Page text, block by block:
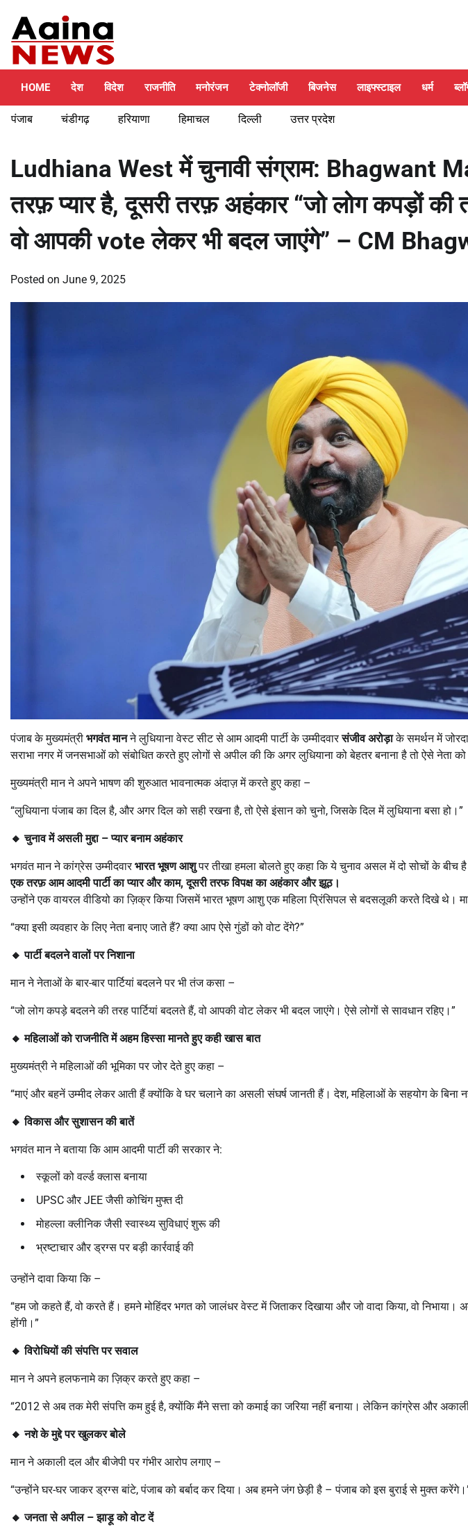
content
HOME देश विदेश राजनीति मनोरंजन टेक्नोलॉजी बिजनेस लाइफ्स्टाइल धर्म
पंजाब चंडीगढ़ हरियाणा हिमाचल दिल्ली उत्तर प्रदेश
Ludhiana West में चुनावी संग्राम: Bhagwant
तरफ़ प्यार है, दूसरी तरफ़ अहंकार “जो लोग कपड़ों की
वो आपकी vote लेकर भी बदल जाएंगे” – CM
Posted on June 9, 2025
पंजाब के मुख्यमंत्री भगवंत मानने लुधियाना वेस्ट सीट से आम आदमी पार्टी के उम्मीदवारसंजीव अरोड़ाके समर्थन में
सराभा नगर में जनसभाओं को संबोधित करते हुए लोगों से अपील की कि अगर लुधियाना को बेहतर बनाना है तो ऐसे नेता
मुख्यमंत्री मान ने अपने भाषण की शुरुआत भावनात्मक अंदाज़ में करते हुए कहा –
“लुधियाना पंजाब का दिल है, और अगर दिल को सही रखना है, तो ऐसे इंसान को चुनो, जिसके दिल में लुधियाना बसा हो।”
🔸 चुनाव में असली मुद्दा – प्यार बनाम अहंकार
भगवंत मान ने कांग्रेस उम्मीदवारभारत भूषण आशुपर तीखा हमला बोलते हुए कहा कि ये चुनाव असल में दो सोचों के बीच
एक तरफ़ आम आदमी पार्टी का प्यार और काम,दूसरी तरफ विपक्ष का अहंकार और झूठ।
उन्होंने एक वायरल वीडियो का ज़िक्र किया जिसमें भारत भूषण आशु एक महिला प्रिंसिपल से बदसलूकी करते दिखे थे।
“क्या इसी व्यवहार के लिए नेता बनाए जाते हैं? क्या आप ऐसे गुंडों को वोट देंगे?”
🔸 पार्टी बदलने वालों पर निशाना
मान ने नेताओं के बार-बार पार्टियां बदलने पर भी तंज कसा –
“जो लोग कपड़े बदलने की तरह पार्टियां बदलते हैं, वो आपकी वोट लेकर भी बदल जाएंगे। ऐसे लोगों से सावधान रहिए।”
🔸 महिलाओं को राजनीति में अहम हिस्सा मानते हुए कही खास बात
मुख्यमंत्री ने महिलाओं की भूमिका पर जोर देते हुए कहा –
“माएं और बहनें उम्मीद लेकर आती हैं क्योंकि वे घर चलाने का असली संघर्ष जानती हैं। देश, महिलाओं के सहयोग के बिना
🔸 विकास और सुशासन की बातें
भगवंत मान ने बताया कि आम आदमी पार्टी की सरकार ने:
स्कूलों को वर्ल्ड क्लास बनाया
UPSC और JEE जैसी कोचिंग मुफ्त दी
मोहल्ला क्लीनिक जैसी स्वास्थ्य सुविधाएं शुरू की
भ्रष्टाचार और ड्रग्स पर बड़ी कार्रवाई की
उन्होंने दावा किया कि –
“हम जो कहते हैं, वो करते हैं। हमने मोहिंदर भगत को जालंधर वेस्ट में जिताकर दिखाया और जो वादा किया, वो
होंगी।”
🔸 विरोधियों की संपत्ति पर सवाल
मान ने अपने हलफनामे का ज़िक्र करते हुए कहा –
“2012 से अब तक मेरी संपत्ति कम हुई है, क्योंकि मैंने सत्ता को कमाई का जरिया नहीं बनाया। लेकिन कांग्रेस और
🔸 नशे के मुद्दे पर खुलकर बोले
मान ने अकाली दल और बीजेपी पर गंभीर आरोप लगाए –
“उन्होंने घर-घर जाकर ड्रग्स बांटे, पंजाब को बर्बाद कर दिया। अब हमने जंग छेड़ी है – पंजाब को इस बुराई से मुक्त
🔸 जनता से अपील – झाड़ू को वोट दें